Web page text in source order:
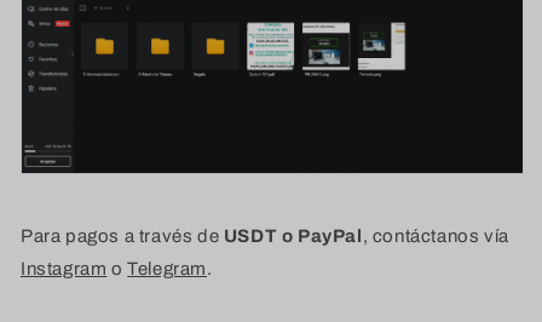
Para pagos a través de USDT o PayPal, contáctanos vía
Instagram oTelegram.